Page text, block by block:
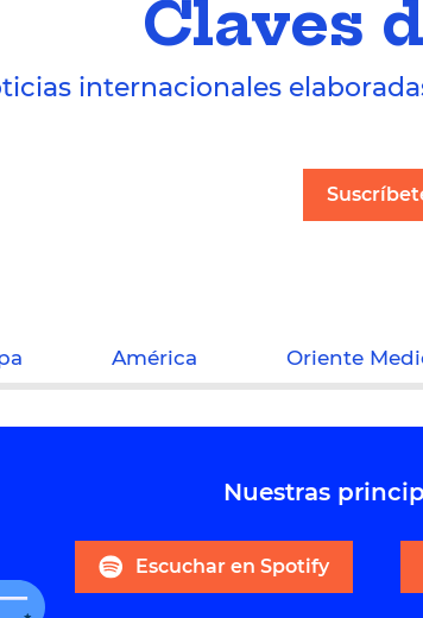
Claves
internacionales
América Oriente
Nuestras
Escuchar en Spotify